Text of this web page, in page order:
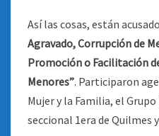
Así las cosas, están
Agravado, Corrupción de
Promoción o Facilitación
Menores”. Participaron
Mujer y la Familia, el
seccional 1era de Quilmes